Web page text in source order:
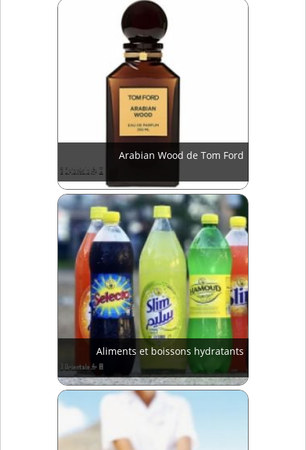
Arabian Wood de Tom Ford
Aliments et boissons hydratants